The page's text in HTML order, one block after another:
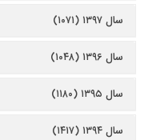
سال ۱۳۹۷ (۱۰۷۱)
سال ۱۳۹۶ (۱۰۴۸)
سال ۱۳۹۵ (۱۱۸۰)
سال ۱۳۹۴ (۱۴۱۷)